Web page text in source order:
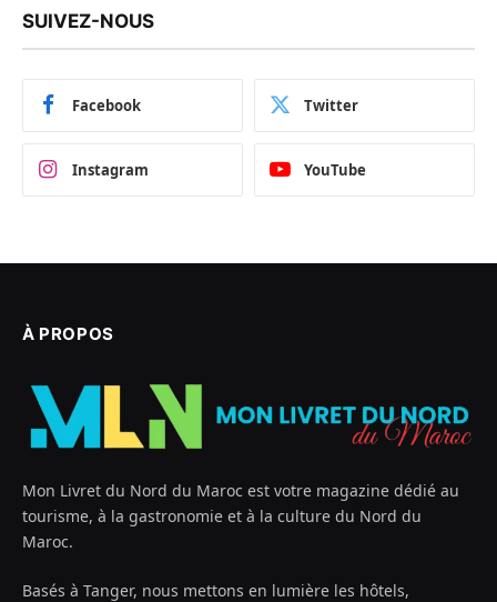
SUIVEZ-NOUS
Facebook Twitter
Instagram YouTube
À PROPOS
Mon Livret du Nord du Maroc est votre magazine dédié au
tourisme, à la gastronomie et à la culture du Nord du
Maroc.
Basés à Tanger, nous mettons en lumière les hôtels,